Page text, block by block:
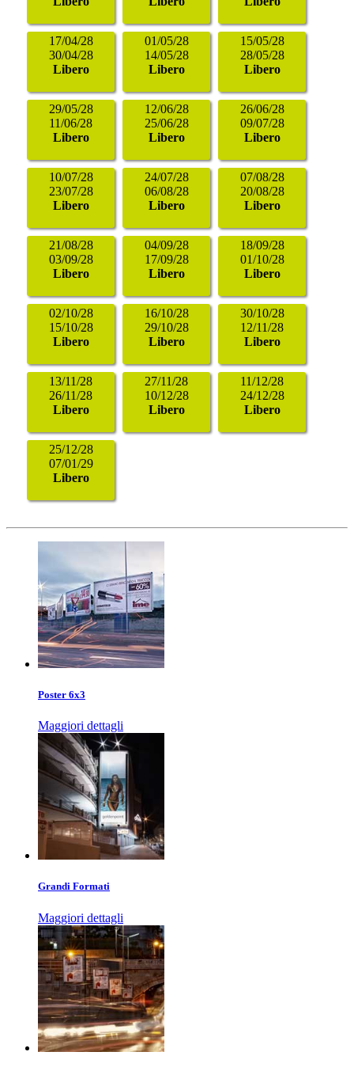
17/04/28
30/04/28
Libero
01/05/28
14/05/28
Libero
15/05/28
28/05/28
Libero
29/05/28
11/06/28
Libero
12/06/28
25/06/28
Libero
26/06/28
09/07/28
Libero
10/07/28
23/07/28
Libero
24/07/28
06/08/28
Libero
07/08/28
20/08/28
Libero
21/08/28
03/09/28
Libero
04/09/28
17/09/28
Libero
18/09/28
01/10/28
Libero
02/10/28
15/10/28
Libero
16/10/28
29/10/28
Libero
30/10/28
12/11/28
Libero
13/11/28
26/11/28
Libero
27/11/28
10/12/28
Libero
11/12/28
24/12/28
Libero
25/12/28
07/01/29
Libero
Poster 6x3
Maggiori dettagli
Grandi Formati
Maggiori dettagli